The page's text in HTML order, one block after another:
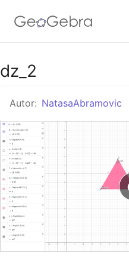
Google Classroom
GeoGebra Razred
dz_2
Autor: NatasaAbramovic